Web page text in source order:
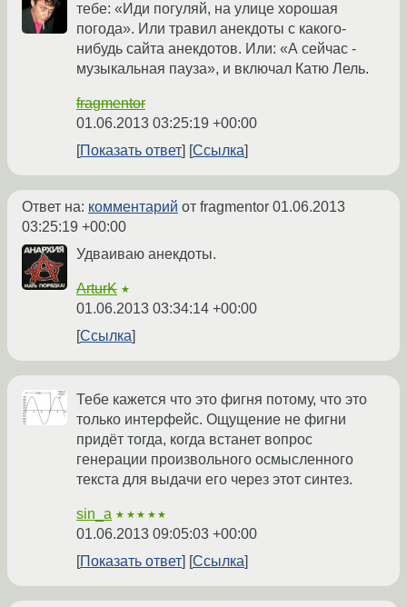
тебе: «Иди погуляй, на улице хорошая
погода». Или травил анекдоты с какого-
нибудь сайта анекдотов. Или: «А сейчас -
музыкальная пауза», и включал Катю Лель.
fragmentor
01.06.2013 03:25:19 +00:00
Показать ответ
Ссылка
Ответ на: комментарий от fragmentor 01.06.2013
03:25:19 +00:00
Удваиваю анекдоты.
ArturK ★
01.06.2013 03:34:14 +00:00
Ссылка
Тебе кажется что это фигня потому, что это
только интерфейс. Ощущение не фигни
придёт тогда, когда встанет вопрос
генерации произвольного осмысленного
текста для выдачи его через этот синтез.
sin_a ★★★★★
01.06.2013 09:05:03 +00:00
Показать ответ
Ссылка